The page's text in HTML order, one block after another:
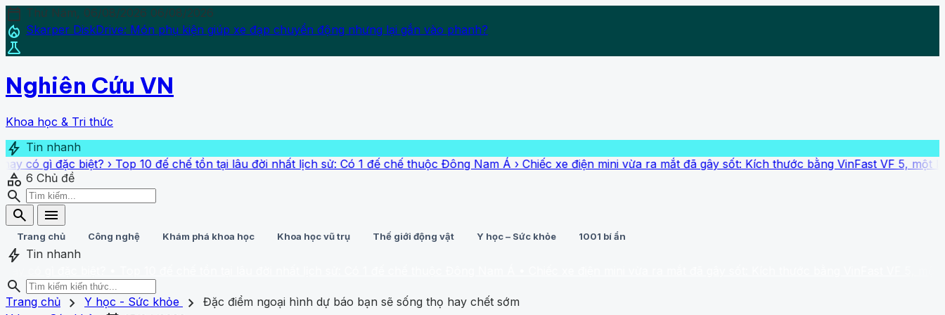
calendar_today Thứ Năm, 06/08/2026 06/08/2026
local_fire_department Skarper DiskDrive: Món phụ kiện giúp xe đạp chuyển động nhưng lại gắn vào phanh?
science
Nghiên Cứu VN
Khoa học & Tri thức
bolt Tin nhanh
biệt?› Top 10 đế chế tồn tại lâu đời nhất lịch sử: Có 1 đế chế thuộc Đông Nam Á›Chiếc xe điện mini vừa ra mắt đã gây sốt: Kích thước bằng VinFast VF 5, một lần sạc đi
category 6 Chủ đề
search
search
menu
Trang chủ Công nghệ Khám phá khoa học Khoa học vũ trụ Thế giới động vật Y học – Sức khỏe 1001 bí ẩn
bolt Tin nhanh
search
homeTrang chủ
search close
Trang chủ chevron_right Y học - Sức khỏe chevron_right
Đặc điểm ngoại hình dự báo bạn sẽ sống thọ hay chết sớm